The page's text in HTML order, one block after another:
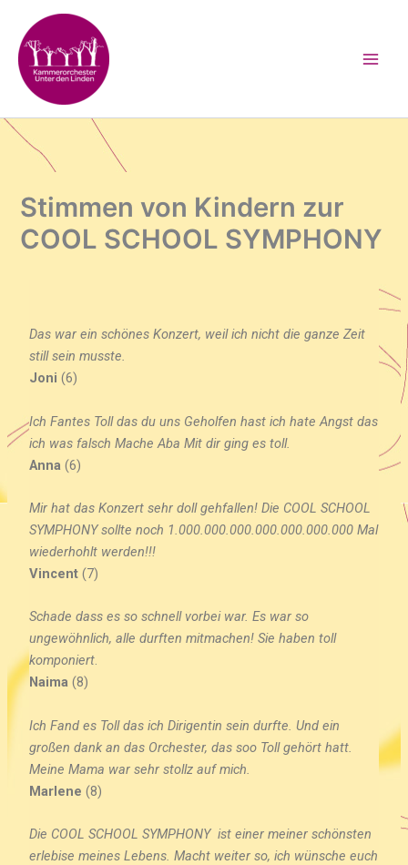
Inhalt
springen
Stimmen von Kindern zur
COOL SCHOOL SYMPHONY
Das war ein schönes Konzert, weil ich nicht die ganze Zeit
still sein musste.
Joni (6)
Ich Fantes Toll das du uns Geholfen hast ich hate Angst das
ich was falsch Mache Aba Mit dir ging es toll.
Anna (6)
Mir hat das Konzert sehr doll gehfallen! Die COOL SCHOOL
SYMPHONY sollte noch 1.000.000.000.000.000.000.000 Mal
wiederhohlt werden!!!
Vincent (7)
Schade dass es so schnell vorbei war. Es war so
ungewöhnlich, alle durften mitmachen! Sie haben toll
komponiert.
Naima (8)
Ich Fand es Toll das ich Dirigentin sein durfte. Und ein
großen dank an das Orchester, das soo Toll gehört hatt.
Meine Mama war sehr stollz auf mich.
Marlene (8)
Die COOL SCHOOL SYMPHONY ist einer meiner schönsten
erlebise meines Lebens. Macht weiter so, ich wünsche euch